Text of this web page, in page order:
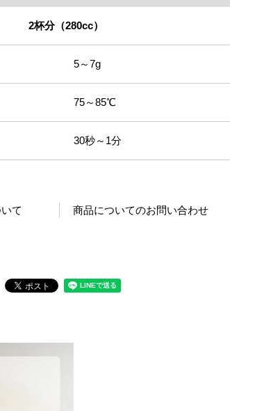
2杯分（280cc）
5～7g
75～85℃
30秒～1分
て 商品についてのお問い合わせ